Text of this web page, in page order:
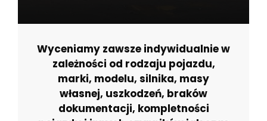
Wyceniamy zawsze indywidualnie w
zależności od rodzaju pojazdu,
marki, modelu, silnika, masy
własnej, uszkodzeń, braków
dokumentacji, kompletności